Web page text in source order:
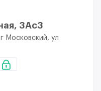
3Ас3
Московский, ул